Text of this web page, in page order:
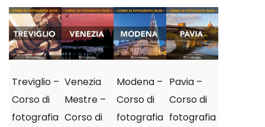
Treviglio –
Corso di
fotografia
Venezia
Mestre –
Corso di
Modena –
Corso di
fotografia
Pavia –
Corso di
fotografia